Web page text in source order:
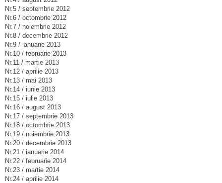
Nr.5 / septembrie 2012
Nr.6 / octombrie 2012
Nr.7 / noiembrie 2012
Nr.8 / decembrie 2012
Nr.9 / ianuarie 2013
Nr.10 / februarie 2013
Nr.11 / martie 2013
Nr.12 / aprilie 2013
Nr.13 / mai 2013
Nr.14 / iunie 2013
Nr.15 / iulie 2013
Nr.16 / august 2013
Nr.17 / septembrie 2013
Nr.18 / octombrie 2013
Nr.19 / noiembrie 2013
Nr.20 / decembrie 2013
Nr.21 / ianuarie 2014
Nr.22 / februarie 2014
Nr.23 / martie 2014
Nr.24 / aprilie 2014